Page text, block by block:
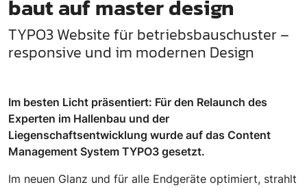
baut auf master design
TYPO3 Website für betriebsbauschuster –
responsive und im modernen Design
Im besten Licht präsentiert: Für den Relaunch des
Experten im Hallenbau und der
Liegenschaftsentwicklung wurde auf das Content
Management System TYPO3 gesetzt.
Im neuen Glanz und für alle Endgeräte optimiert, strahlt